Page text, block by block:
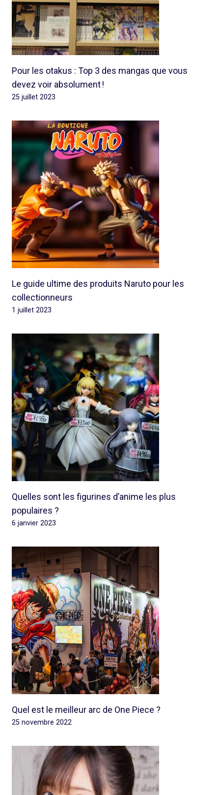
Pour les otakus : Top 3 des mangas que vous
devez voir absolument !
25 juillet 2023
Le guide ultime des produits Naruto pour les
collectionneurs
1 juillet 2023
Quelles sont les figurines d’anime les plus
populaires ?
6 janvier 2023
Quel est le meilleur arc de One Piece ?
25 novembre 2022